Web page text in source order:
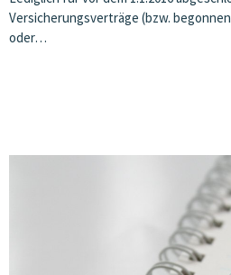
Versicherungsverträge (bzw.
oder…